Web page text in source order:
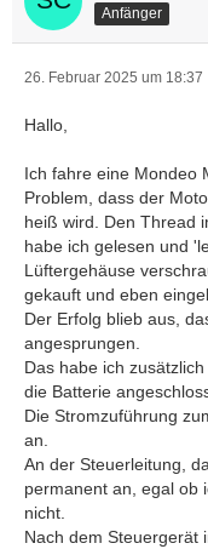
Anfänger
26. Februar 2025 um 18:37
Hallo,
Ich fahre eine Mondeo
Problem, dass der
heiß wird. Den Thread
habe ich gelesen und
Lüftergehäuse
gekauft und eben
Der Erfolg blieb aus,
angesprungen.
Das habe ich
die Batterie
Die Stromzuführung
an.
An der Steuerleitung,
permanent an, egal ob
nicht.
Nach dem Steuergerät